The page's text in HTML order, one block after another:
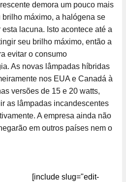
demora um pouco mais
máximo, a halógena se
lacuna. Isto acontece até a
seu brilho máximo, então a
evitar o consumo
As novas lâmpadas híbridas
nos EUA e Canadá à
versões de 15 e 20 watts,
as lâmpadas incandescentes
A empresa ainda não
em outros países nem o
[include slug="edit-